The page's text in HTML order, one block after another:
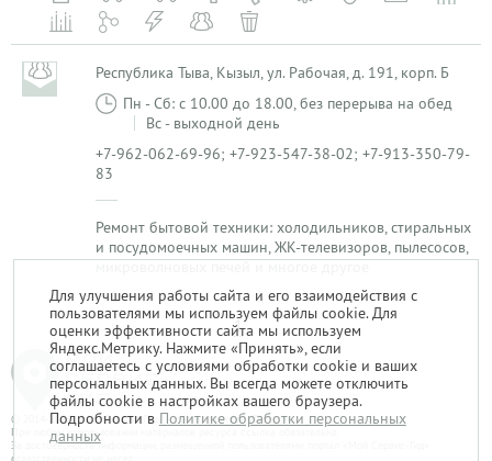
Республика Тыва, Кызыл, ул. Рабочая, д. 191, корп. Б
Пн - Сб: с 10.00 до 18.00, без перерыва на обед
Вс - выходной день
+7-962-062-69-96; +7-923-547-38-02; +7-913-350-79-
83
Ремонт бытовой техники: холодильников, стиральных
и посудомоечных машин, ЖК-телевизоров, пылесосов,
микроволновых печей и многое другое
1
© 2014-2026. «Мой Сервис-Гид» – проект группы «Текарт».
При любом использовании материалов ресурса ссылка обязательна.
За достоверность информации, размещенной пользователями, портал «Мой Сервис-Гид»
Для улучшения работы сайта и его взаимодействия с
пользователями мы используем файлы cookie. Для
оценки эффективности сайта мы используем
Яндекс.Метрику. Нажмите «Принять», если
соглашаетесь с условиями обработки cookie и ваших
персональных данных. Вы всегда можете отключить
файлы cookie в настройках вашего браузера.
Подробности в Политике обработки персональных
данных